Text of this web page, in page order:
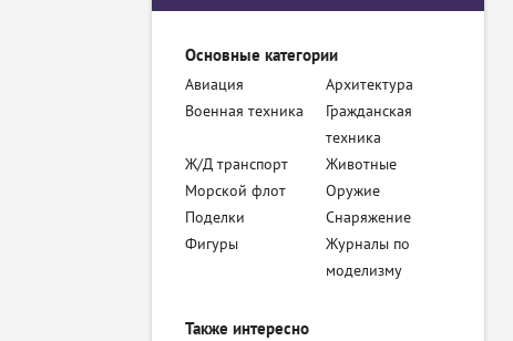
Основные категории
Авиация
Архитектура
Военная техника
Гражданская
техника
Ж/Д транспорт
Животные
Морской флот
Оружие
Поделки
Снаряжение
Фигуры
Журналы по
моделизму
Также интересно